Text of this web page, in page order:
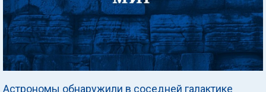
Астрономы обнаружили в соседней галактике